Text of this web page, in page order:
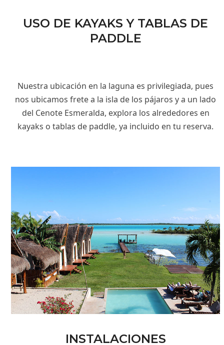
USO DE KAYAKS Y TABLAS DE
PADDLE
Nuestra ubicación en la laguna es privilegiada, pues
nos ubicamos frete a la isla de los pájaros y a un lado
del Cenote Esmeralda, explora los alrededores en
kayaks o tablas de paddle, ya incluido en tu reserva.
INSTALACIONES